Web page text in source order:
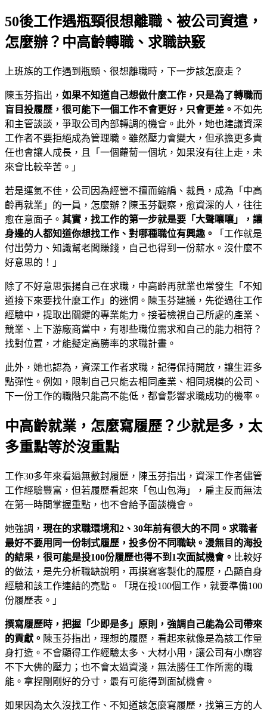
50後工作遇瓶頸很想離職、被公司資遣，
怎麼辦？中高齡轉職、求職訣竅
上班族的工作遇到瓶頸、很想離職時，下一步該怎麼走？
陳玉芬指出， 如果不知道自己想做什麼工作，只是為了轉職而
盲目投履歷，很可能下一個工作不會更好，只會更差。 不如先
和主管談談，爭取公司內部轉調的機會。此外，她也建議資深
工作者不要拒絕成為管理職。雖然壓力會變大，但承擔更多責
任也會讓人成長，且「一個蘿蔔一個坑，如果沒有往上走，未
來會比較辛苦。」
若是運氣不佳，公司因為經營不擅而縮編、裁員，成為「中高
齡再就業」的一員，怎麼辦？陳玉芬觀察，愈資深的人，往往
愈在意面子。 其實，找工作的第一步就是要「大聲嚷嚷」，讓
身邊的人都知道你想找工作、對哪種職位有興趣。
「工作就是
付出勞力、知識幫老闆賺錢，自己也得到一份薪水。沒什麼不
好意思的！」
除了不好意思張揚自己在求職，中高齡再就業也常發生「不知
道接下來要找什麼工作」的迷惘。陳玉芬建議，先從過往工作
經驗中，提取出關鍵的專業能力。接著檢視自己所處的產業、
競業、上下游廠商當中，有哪些職位需求和自己的能力相符？
找對位置，才能擬定高勝率的求職計畫。
此外，她也認為，資深工作者求職，記得保持開放，讓生涯多
點彈性。例如，限制自己只能去相同產業、相同規模的公司、
下一份工作的職階只能高不能低，都會影響求職成功的機率。
中高齡就業，怎麼寫履歷？少就是多，太
多重點等於沒重點
工作30多年來看過無數封履歷，陳玉芬指出，資深工作者儘管
工作經驗豐富，但若履歷看起來「包山包海」，雇主反而無法
在第一時間掌握重點，也不會給予面談機會。
她強調， 現在的求職環境和2 、30年前有很大的不同。求職者
最好不要用同一份制式履歷，投多份不同職缺。漫無目的海投
的結果，很可能是投100份履歷也得不到1次面試機會。 比較好
的做法，是先分析職缺說明，再撰寫客製化的履歷，凸顯自身
經驗和該工作連結的亮點。「現在投100個工作，就要準備100
份履歷表。」
撰寫履歷時，把握「少即是多」原則，強調自己能為公司帶來
的貢獻。 陳玉芬指出，理想的履歷，看起來就像是為該工作量
身打造。不會顯得工作經驗太多、大材小用，讓公司有小廟容
不下大佛的壓力；也不會太過資淺，無法勝任工作所需的職
能。拿捏剛剛好的分寸，最有可能得到面試機會。
如果因為太久沒找工作、不知道該怎麼寫履歷，找第三方的人